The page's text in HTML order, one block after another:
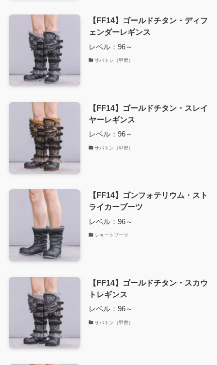
【FF14】ゴールドチタン・ディフ
ェンダーレギンス
レベル：96～
サバトン（甲冑）
【FF14】ゴールドチタン・スレイ
ヤーレギンス
レベル：96～
サバトン（甲冑）
【FF14】ゴンフォテリウム・スト
ライカーブーツ
レベル：96～
ショートブーツ
【FF14】ゴールドチタン・スカウ
トレギンス
レベル：96～
サバトン（甲冑）